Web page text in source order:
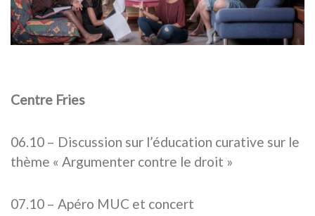
Centre Fries
06.10 – Discussion sur l’éducation curative sur le
thème « Argumenter contre le droit »
07.10 – Apéro MUC et concert